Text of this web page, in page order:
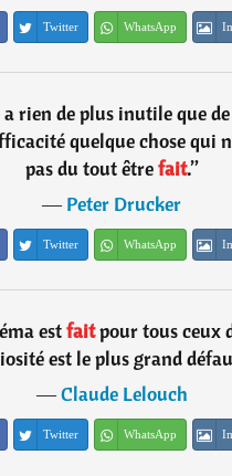
Twitter WhatsApp
rien de plus inutile que
quelque chose qui
pas du tout êtrefait.”
―Peter Drucker
Twitter WhatsApp
estfaitpour tous ceux
est le plus grand
―Claude Lelouch
Twitter WhatsApp